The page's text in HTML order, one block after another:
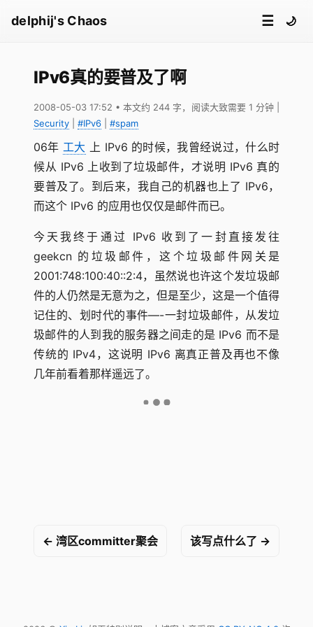
delphij's Chaos ☰ 🌙
IPv6真的要普及了啊
2008-05-03 17:52 • 本文约 244 字，阅读大致需要 1 分钟
Security
#IPv6 #spam
06年 工大 上 IPv6 的时候，我曾经说过，什么时
候从 IPv6 上收到了垃圾邮件，才说明 IPv6 真的
要普及了。到后来，我自己的机器也上了 IPv6，
而这个 IPv6 的应用也仅仅是邮件而已。
今天我终于通过 IPv6 收到了一封直接发往
geekcn 的垃圾邮件，这个垃圾邮件网关是
2001:748:100:40::2:4，虽然说也许这个发垃圾邮
件的人仍然是无意为之，但是至少，这是一个值得
记住的、划时代的事件—-一封垃圾邮件，从发垃
圾邮件的人到我的服务器之间走的是 IPv6 而不是
传统的 IPv4，这说明 IPv6 离真正普及再也不像
几年前看着那样遥远了。
← 湾区committer聚会 该写点什么了 →